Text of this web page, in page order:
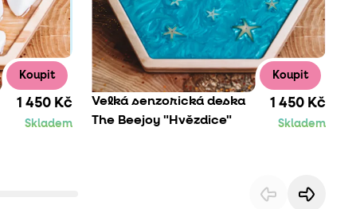
Koupit
1 450 Kč
Skladem
Koupit
Velká senzorická deska
The Beejoy "Hvězdice"
1 450 Kč
Skladem